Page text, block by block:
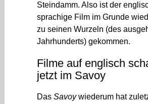
Steindamm. Also ist der
sprachige Film im Grunde
zu seinen Wurzeln (des
Jahrhunderts) gekommen.
Filme auf englisch
jetzt im Savoy
Das Savoywiederum hat